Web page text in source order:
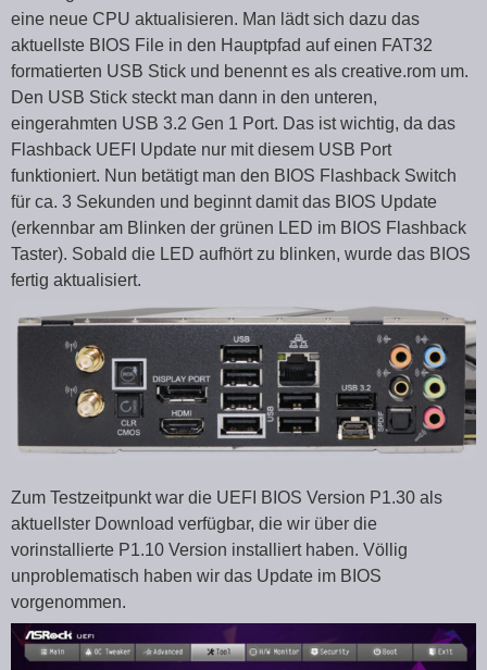
eine neue CPU aktualisieren. Man lädt sich dazu das
aktuellste BIOS File in den Hauptpfad auf einen FAT32
formatierten USB Stick und benennt es als creative.rom um.
Den USB Stick steckt man dann in den unteren,
eingerahmten USB 3.2 Gen 1 Port. Das ist wichtig, da das
Flashback UEFI Update nur mit diesem USB Port
funktioniert. Nun betätigt man den BIOS Flashback Switch
für ca. 3 Sekunden und beginnt damit das BIOS Update
(erkennbar am Blinken der grünen LED im BIOS Flashback
Taster). Sobald die LED aufhört zu blinken, wurde das BIOS
fertig aktualisiert.
Zum Testzeitpunkt war die UEFI BIOS Version P1.30 als
aktuellster Download verfügbar, die wir über die
vorinstallierte P1.10 Version installiert haben. Völlig
unproblematisch haben wir das Update im BIOS
vorgenommen.